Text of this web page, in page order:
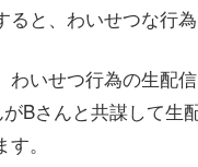
ると、わいせつな行
わいせつ行為の生配
Bさんと共謀して生
。